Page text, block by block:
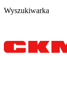
Wyszukiwarka